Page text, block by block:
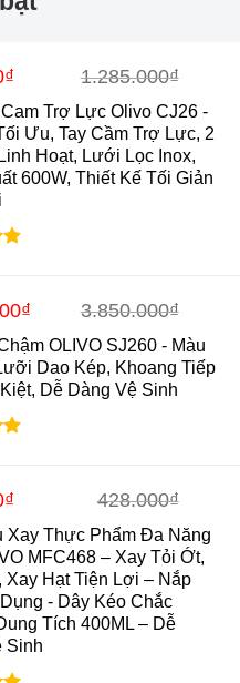
Trợ Lực Olivo CJ26 -
Ưu, Tay Cầm Trợ Lực, 2
Hoạt, Lưới Lọc Inox,
600W, Thiết Kế Tối Giản
1.285.000₫
₫
OLIVO SJ260 - Màu
Dao Kép, Khoang Tiếp
Dễ Dàng Vệ Sinh
3.850.000₫
₫
Xay Thực Phẩm Đa Năng
MFC468 – Xay Tỏi Ớt,
Xay Hạt Tiện Lợi – Nắp
- Dây Kéo Chắc
Tích 400ML – Dễ
Sinh
428.000₫
₫